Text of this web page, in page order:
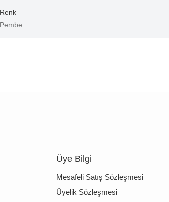
Renk
Pembe
Üye Bilgi
Mesafeli Satış Sözleşmesi
Üyelik Sözleşmesi